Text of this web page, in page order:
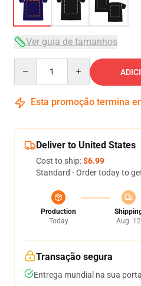
Ver guia de tamanhos
Esta promoção termina
Deliver to United States
Cost to ship:$6.99
Standard - Order today to
Production
Today
Aug. 12
Transação segura
Entrega mundial na sua porta